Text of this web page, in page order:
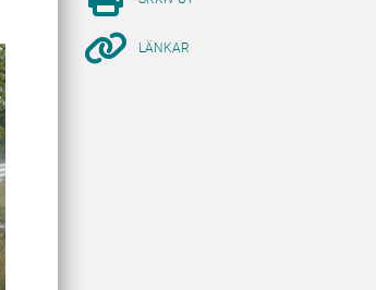
LÄNKAR